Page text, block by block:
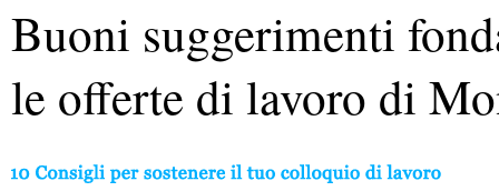
Buoni suggerimenti
le offerte di lavoro di